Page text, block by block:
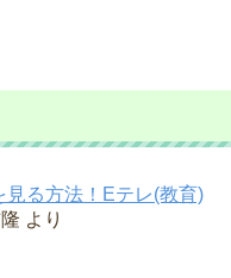
る方法！Eテレ(教育)
より